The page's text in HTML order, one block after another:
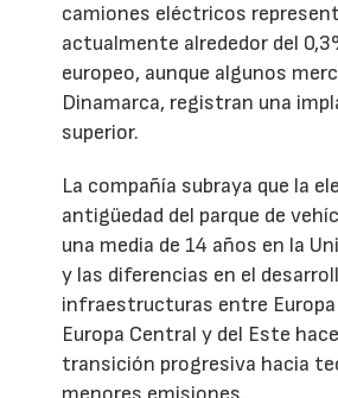
camiones eléctricos
actualmente alrededor del
europeo, aunque algunos
Dinamarca, registran una
superior.
La compañía subraya que la
antigüedad del parque de
una media de 14 años en la
y las diferencias en el
infraestructuras entre
Europa Central y del Este
transición progresiva hacia